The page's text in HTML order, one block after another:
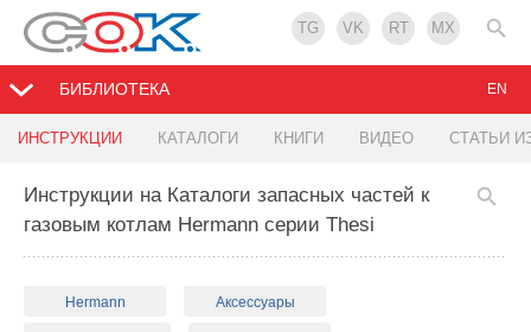
TG VK RT MX
БИБЛИОТЕКА
ИНСТРУКЦИИ КАТАЛОГИ КНИГИ ВИДЕО СТАТЬИ
EN
Инструкции на Каталоги запасных частей к
газовым котлам Hermann серии Thesi
Hermann Аксессуары